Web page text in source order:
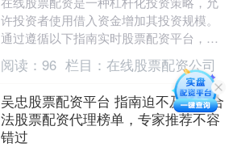
许投资者使用借入资金增加其投资规模。
通过遵循以下指南实时股票配资平台，您
可以利用在线股票配资来解锁您的投资潜
力： * **降....
阅读： 96 栏目： 在线股票配资公司
吴忠股票配资平台 指南迫不及待！合
法股票配资代理榜单，专家推荐不容
错过